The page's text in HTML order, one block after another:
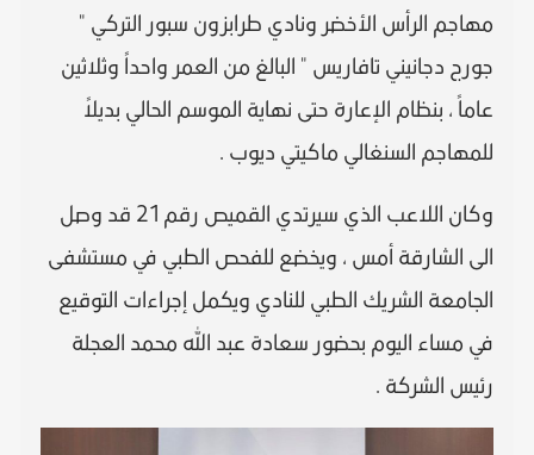
مهاجم الرأس الأخضر ونادي طرابزون سبور التركي "
جورج دجانيني تافاريس " البالغ من العمر واحداً وثلاثين
عاماً ، بنظام الإعارة حتى نهاية الموسم الحالي بديلاً
للمهاجم السنغالي ماكيتي ديوب .
وكان اللاعب الذي سيرتدي القميص رقم 21 قد وصل
الى الشارقة أمس ، ويخضع للفحص الطبي في مستشفى
الجامعة الشريك الطبي للنادي ويكمل إجراءات التوقيع
في مساء اليوم بحضور سعادة عبد الله محمد العجلة
رئيس الشركة .